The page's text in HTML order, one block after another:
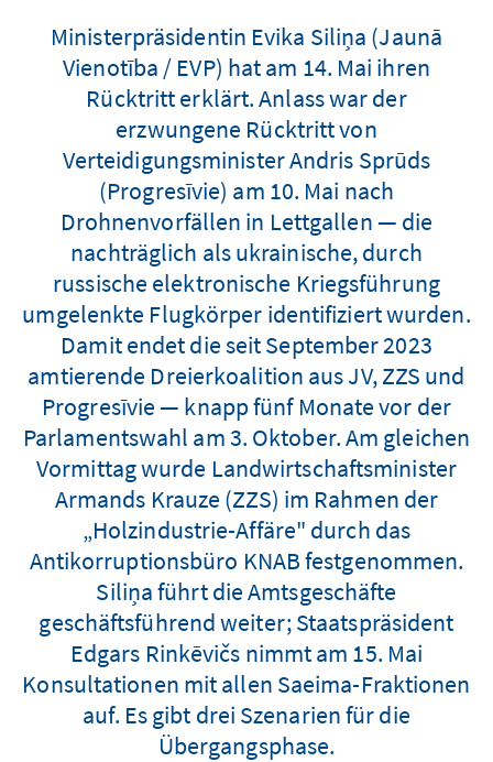
Ministerpräsidentin Evika Siliņa (Jaunā
Vienotība / EVP) hat am 14. Mai ihren
Rücktritt erklärt. Anlass war der
erzwungene Rücktritt von
Verteidigungsminister Andris Sprūds
(Progresīvie) am 10. Mai nach
Drohnenvorfällen in Lettgallen — die
nachträglich als ukrainische, durch
russische elektronische Kriegsführung
umgelenkte Flugkörper identifiziert wurden.
Damit endet die seit September 2023
amtierende Dreierkoalition aus JV, ZZS und
Progresīvie — knapp fünf Monate vor der
Parlamentswahl am 3. Oktober. Am gleichen
Vormittag wurde Landwirtschaftsminister
Armands Krauze (ZZS) im Rahmen der
„Holzindustrie-Affäre" durch das
Antikorruptionsbüro KNAB festgenommen.
Siliņa führt die Amtsgeschäfte
geschäftsführend weiter; Staatspräsident
Edgars Rinkēvičs nimmt am 15. Mai
Konsultationen mit allen Saeima-Fraktionen
auf. Es gibt drei Szenarien für die
Übergangsphase.